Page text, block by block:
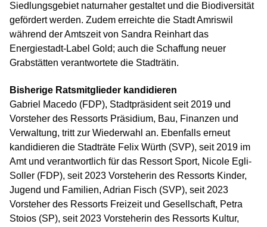
Siedlungsgebiet naturnaher gestaltet und die Biodiversität
gefördert werden. Zudem erreichte die Stadt Amriswil
während der Amtszeit von Sandra Reinhart das
Energiestadt-Label Gold; auch die Schaffung neuer
Grabstätten verantwortete die Stadträtin.
Bisherige Ratsmitglieder kandidieren
Gabriel Macedo (FDP), Stadtpräsident seit 2019 und
Vorsteher des Ressorts Präsidium, Bau, Finanzen und
Verwaltung, tritt zur Wiederwahl an. Ebenfalls erneut
kandidieren die Stadträte Felix Würth (SVP), seit 2019 im
Amt und verantwortlich für das Ressort Sport, Nicole Egli-
Soller (FDP), seit 2023 Vorsteherin des Ressorts Kinder,
Jugend und Familien, Adrian Fisch (SVP), seit 2023
Vorsteher des Ressorts Freizeit und Gesellschaft, Petra
Stoios (SP), seit 2023 Vorsteherin des Ressorts Kultur,